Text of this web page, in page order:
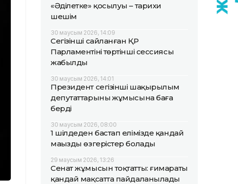
«Әділетке» қосылуы – тарихи
шешім
30 маусым 2026, 14:09
Сегізінші сайланған ҚР
Парламентінің төртінші сессиясы
жабылды
30 маусым 2026, 14:01
Президент сегізінші шақырылым
депутаттарының жұмысына баға
берді
30 маусым 2026, 08:00
1 шілдеден бастап елімізде қандай
маңызды өзгерістер болады
29 маусым 2026, 13:26
Сенат жұмысын тоқтатты: ғимараты
қандай мақсатта пайдаланылады